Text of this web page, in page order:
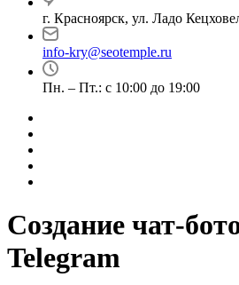
г. Красноярск, ул. Ладо
info-kry@seotemple.ru
Пн. – Пт.: с 10:00 до 19:00
Создание чат-
Telegram